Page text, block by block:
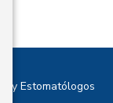
y Estomatólogos